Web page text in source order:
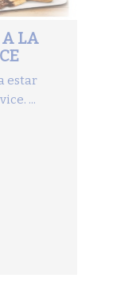
A LA
estar
...